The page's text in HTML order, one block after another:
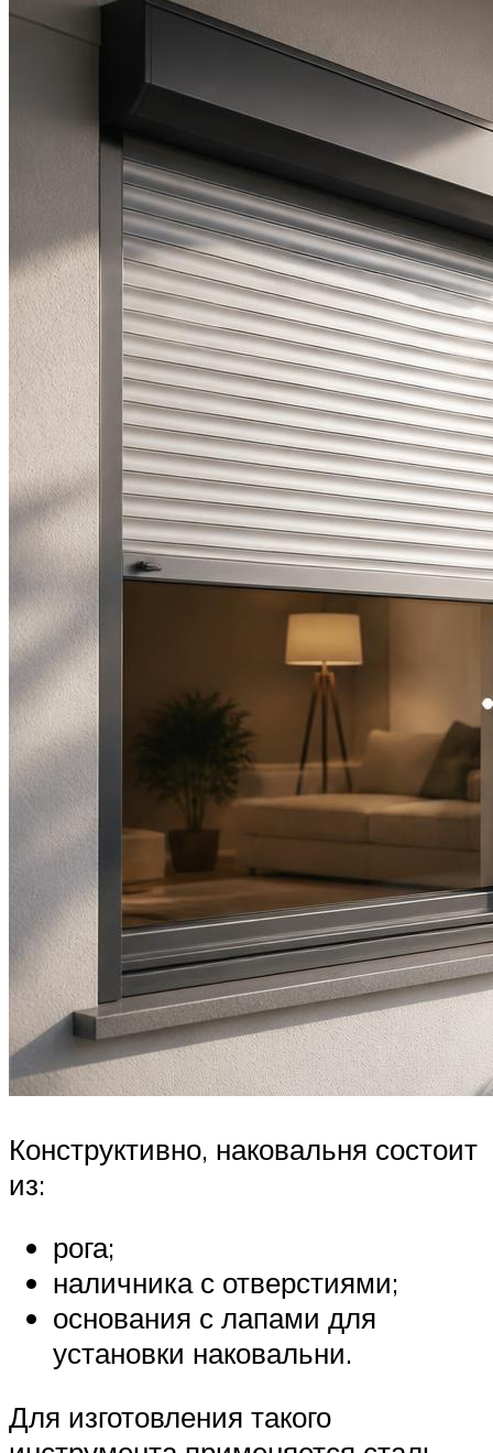
Конструктивно, наковальня состоит
из:
рога;
наличника с отверстиями;
основания с лапами для
установки наковальни.
Для изготовления такого